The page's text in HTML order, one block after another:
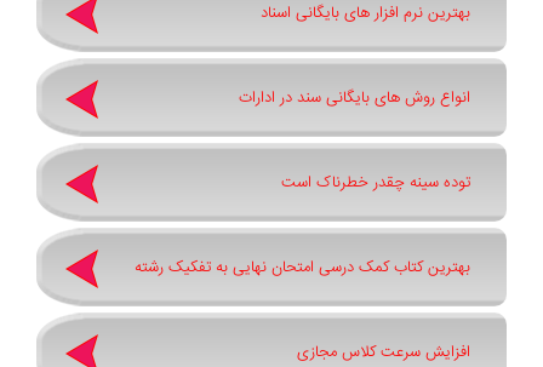
بهترین نرم ‌افزار های بایگانی اسناد
انواع روش های بایگانی سند در ادارات
توده سینه چقدر خطرناک است
بهترین کتاب کمک درسی امتحان نهایی به تفکیک رشته
افزایش سرعت کلاس مجازی